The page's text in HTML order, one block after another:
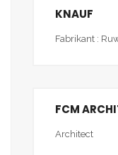
KNAUF
Fabrikant :
FCM
Architect